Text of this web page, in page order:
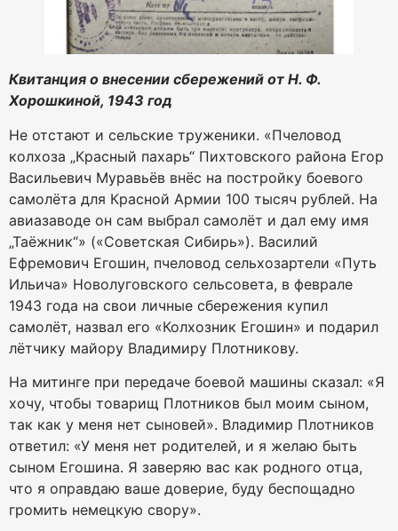
Квитанция о внесении сбережений от Н. Ф.
Хорошкиной, 1943 год
Не отстают и сельские труженики. «Пчеловод
колхоза „Красный пахарь“ Пихтовского района Егор
Васильевич Муравьёв внёс на постройку боевого
самолёта для Красной Армии 100 тысяч рублей. На
авиазаводе он сам выбрал самолёт и дал ему имя
„Таёжник“» («Советская Сибирь»). Василий
Ефремович Егошин, пчеловод сельхозартели «Путь
Ильича» Новолуговского сельсовета, в феврале
1943 года на свои личные сбережения купил
самолёт, назвал его «Колхозник Егошин» и подарил
лётчику майору Владимиру Плотникову.
На митинге при передаче боевой машины сказал: «Я
хочу, чтобы товарищ Плотников был моим сыном,
так как у меня нет сыновей». Владимир Плотников
ответил: «У меня нет родителей, и я желаю быть
сыном Егошина. Я заверяю вас как родного отца,
что я оправдаю ваше доверие, буду беспощадно
громить немецкую свору».